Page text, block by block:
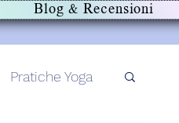
Blog & Recensioni
Pratiche Yoga